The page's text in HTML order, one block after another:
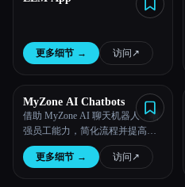
更多细节 → 访问 ↗︎
MyZone AI Chatbots
借助 MyZone AI 聊天机器人，增
强员工能力，简化流程并提高公
司效率。
更多细节 → 访问 ↗︎